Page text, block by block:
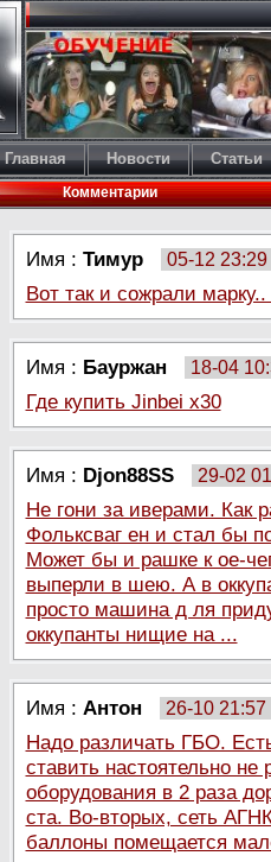
Главная Новости Статьи
Комментарии
Имя : Тимур 05-12 23:29
Вот так и сожрали
Имя : Бауржан 18-04
Где купить Jinbei x30
Имя : Djon88SS 29-02
Не гони за иверами. Как
Фольксваг ен и стал бы
Может бы и рашке к ое-
выперли в шею. А в
просто машина д ля
оккупанты нищие на ...
Имя : Антон 26-10 21:57
Надо различать ГБО.
ставить настоятельно
оборудования в 2 раза
ста. Во-вторых, сеть
баллоны помещается